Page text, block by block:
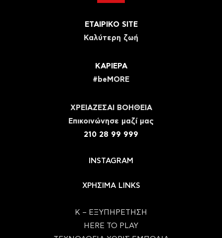
ΕΤΑΙΡΙΚΟ SITE
Καλύτερη ζωή
ΚΑΡΙΕΡΑ
#beMORE
ΧΡΕΙΑΖΕΣΑΙ ΒΟΗΘΕΙΑ
Eπικοινώνησε μαζί μας
210 28 99 999
INSTAGRAM
ΧΡΗΣΙΜΑ LINKS
Κ – ΕΞΥΠΗΡΕΤΗΣΗ
HERE TO PLAY